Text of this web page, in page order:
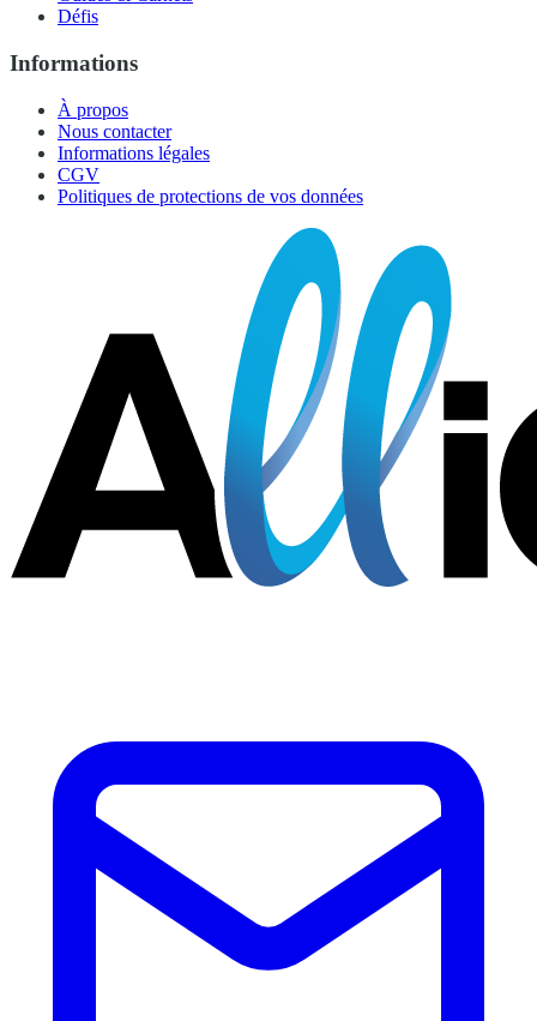
Défis
Informations
À propos
Nous contacter
Informations légales
CGV
Politiques de protections de vos données